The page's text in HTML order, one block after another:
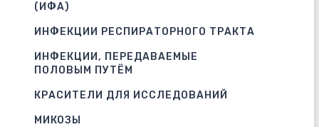
(ИФА)
ИНФЕКЦИИ РЕСПИРАТОРНОГО ТРАКТА
ИНФЕКЦИИ, ПЕРЕДАВАЕМЫЕ
ПОЛОВЫМ ПУТЁМ
КРАСИТЕЛИ ДЛЯ ИССЛЕДОВАНИЙ
МИКОЗЫ